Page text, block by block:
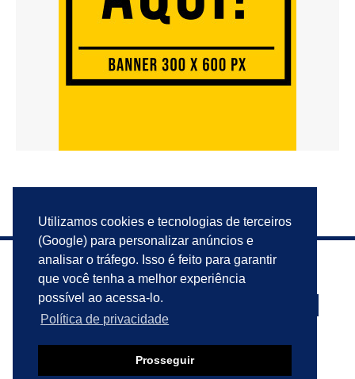
Utilizamos cookies e tecnologias de terceiros
(Google) para personalizar anúncios e
analisar o tráfego. Isso é feito para garantir
que você tenha a melhor experiência
possível ao acessa-lo.
Política de privacidade
Prosseguir
PRIVACIDADE ANUNCIE